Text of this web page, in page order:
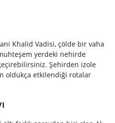
Khalid Vadisi, çölde bir vaha
yerdeki nehirde
Şehirden izole
oldukça etkilendiği rotalar